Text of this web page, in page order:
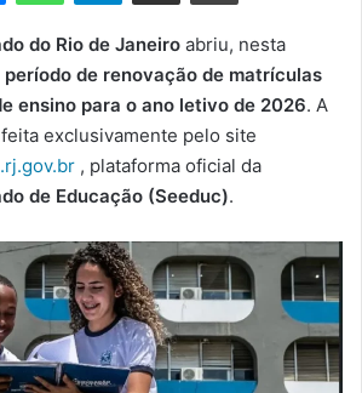
m
e
-
m
a
do Rio de Janeiro abriu, nesta
período de renovação de matrículas
ensino para o ano letivo de 2026. A
exclusivamente pelo site
, plataforma oficial da
de Educação (Seeduc).